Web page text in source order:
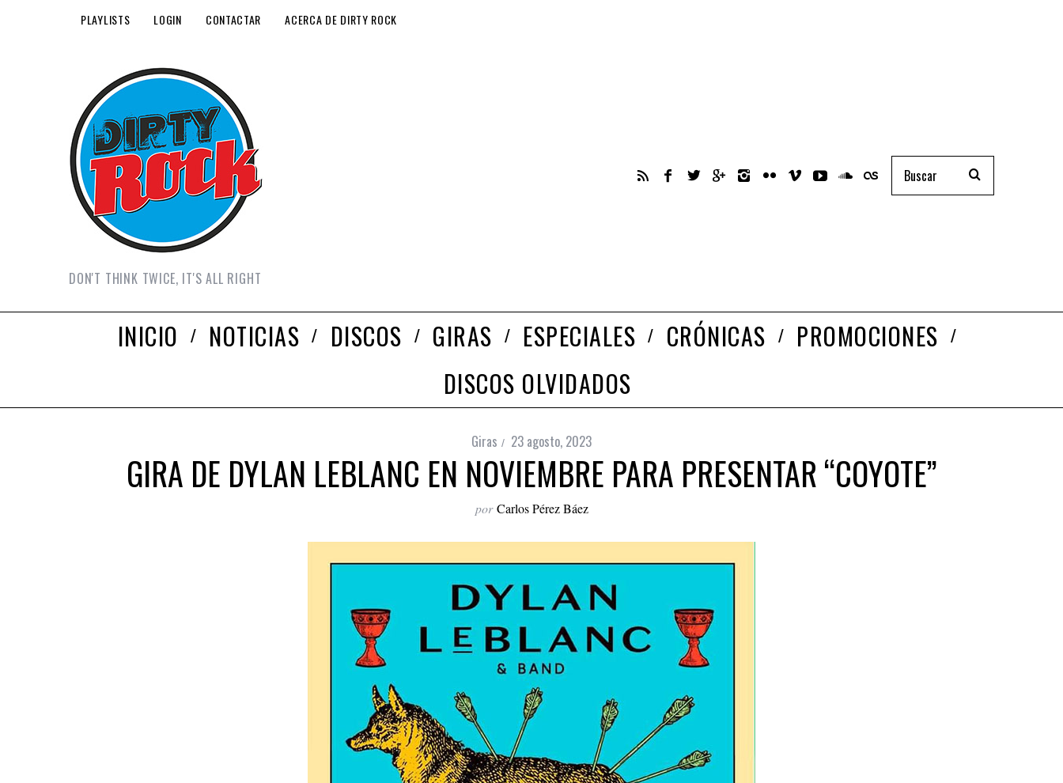
PLAYLISTS LOGIN CONTACTAR ACERCA DE DIRTY ROCK
DON'T THINK TWICE, IT'S ALL RIGHT
INICIO NOTICIAS DISCOS GIRAS ESPECIALES CRÓNICAS
PROMOCIONES
DISCOS OLVIDADOS
Giras 23 agosto, 2023
GIRA DE DYLAN LEBLANC EN NOVIEMBRE PARA PRESENTAR “COYOTE”
por Carlos Pérez Báez